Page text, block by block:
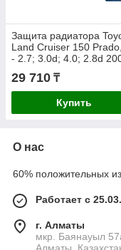
Защита радиатора
Land Cruiser 150
- 2.7; 3.0d; 4.0; 2.8d
29 710 ₸
Купить
О нас
60% положительных
Работает с
г. Алматы
мкр. Баянауыл